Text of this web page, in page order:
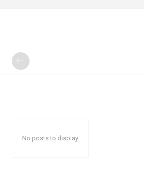
No posts to display